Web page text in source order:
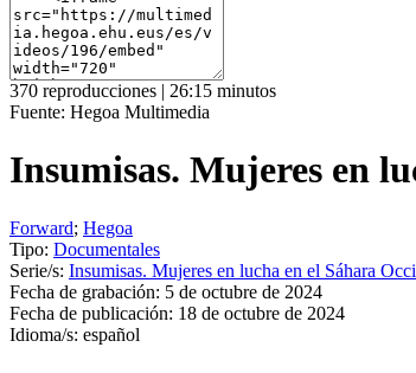
370 reproducciones | 26:15 minutos
Fuente: Hegoa Multimedia
Insumisas. Mujeres en
Forward; Hegoa
Tipo: Documentales
Serie/s: Insumisas. Mujeres en lucha en el Sáhara
Fecha de grabación: 5 de octubre de 2024
Fecha de publicación: 18 de octubre de 2024
Idioma/s: español